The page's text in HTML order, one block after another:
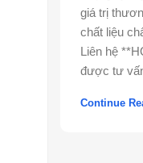
giá trị
chất liệu
Liên hệ
được tư
Continue